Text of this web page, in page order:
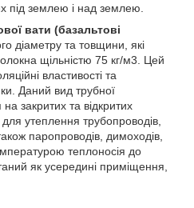
під землею і над землею.
вати (базальтові
діаметру та товщини, які
щільністю 75 кг/м3. Цей
властивості та
Даний вид трубної
на закритих та відкритих
утеплення трубопроводів,
паропроводів, димоходів,
теплоносія до
як усередині приміщення,